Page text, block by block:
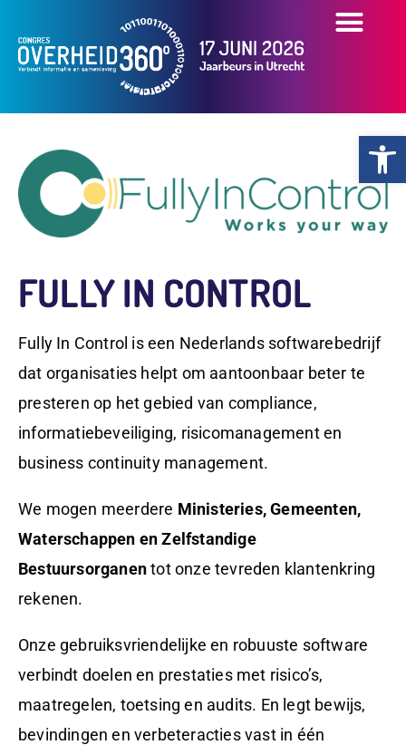
FULLY IN CONTROL
Fully In Control is een Nederlands softwarebedrijf
dat organisaties helpt om aantoonbaar beter te
presteren op het gebied van compliance,
informatiebeveiliging, risicomanagement en
business continuity management.
We mogen meerdere Ministeries, Gemeenten,
Waterschappen en Zelfstandige
Bestuursorganen tot onze tevreden klantenkring
rekenen.
Onze gebruiksvriendelijke en robuuste software
verbindt doelen en prestaties met risico’s,
maatregelen, toetsing en audits. En legt bewijs,
bevindingen en verbeteracties vast in één